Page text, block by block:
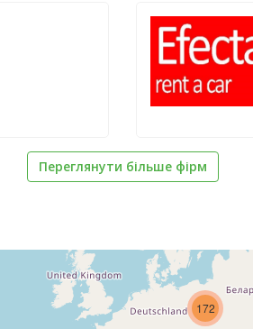
Переглянути більше фірм
172